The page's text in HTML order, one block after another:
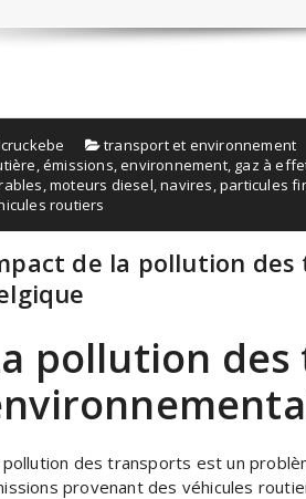
transport et environnement
,émissions,environnement, gaz à
,moteurs diesel,navires,particules
routiers
de la pollution
pollution
pollution des transports est un
provenant des véhicules